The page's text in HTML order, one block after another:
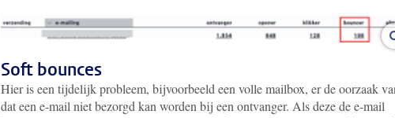
Soft bounces
Hier is een tijdelijk probleem, bijvoorbeeld een volle mailbox, er de oorzaak
dat een e-mail niet bezorgd kan worden bij een ontvanger. Als deze de e-mail